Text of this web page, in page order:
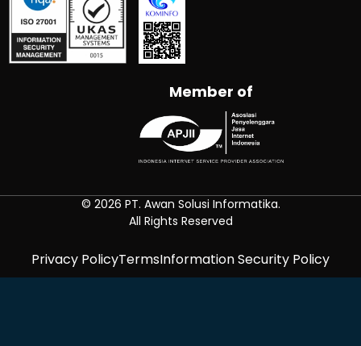
Member of
© 2026 PT. Awan Solusi Informatika.
All Rights Reserved
Privacy PolicyTermsInformation Security Policy